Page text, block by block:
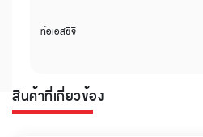
ท่อเอสซีจี
สินค้าที่เกี่ยวข้อง